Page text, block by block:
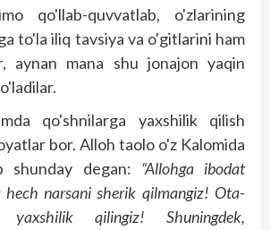
qo'llab-quvvatlab, o'zlarining
to'la iliq tavsiya va o'gitlarini ham
aynan mana shu jonajon yaqin
qo'shnilarga yaxshilik qilish
bor. Alloh taolo o'z Kalomida
shunday degan: “Allohga ibodat
hech narsani sherik qilmangiz! Ota-
qilingiz! Shuningdek,